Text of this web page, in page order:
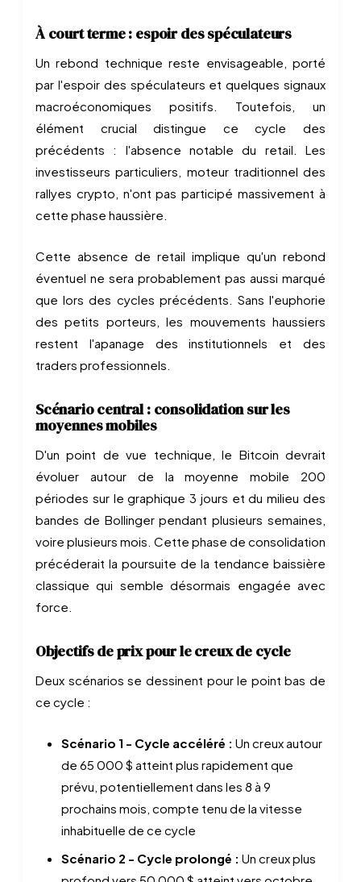
À court terme : espoir des spéculateurs
Un rebond technique reste envisageable, porté
par l'espoir des spéculateurs et quelques signaux
macroéconomiques positifs. Toutefois, un
élément crucial distingue ce cycle des
précédents : l'absence notable du retail. Les
investisseurs particuliers, moteur traditionnel des
rallyes crypto, n'ont pas participé massivement à
cette phase haussière.
Cette absence de retail implique qu'un rebond
éventuel ne sera probablement pas aussi marqué
que lors des cycles précédents. Sans l'euphorie
des petits porteurs, les mouvements haussiers
restent l'apanage des institutionnels et des
traders professionnels.
Scénario central : consolidation sur les
moyennes mobiles
D'un point de vue technique, le Bitcoin devrait
évoluer autour de la moyenne mobile 200
périodes sur le graphique 3 jours et du milieu des
bandes de Bollinger pendant plusieurs semaines,
voire plusieurs mois. Cette phase de consolidation
précéderait la poursuite de la tendance baissière
classique qui semble désormais engagée avec
force.
Objectifs de prix pour le creux de cycle
Deux scénarios se dessinent pour le point bas de
ce cycle :
Scénario 1 - Cycle accéléré : Un creux autour
de 65 000 $ atteint plus rapidement que
prévu, potentiellement dans les 8 à 9
prochains mois, compte tenu de la vitesse
inhabituelle de ce cycle
Scénario 2 - Cycle prolongé : Un creux plus